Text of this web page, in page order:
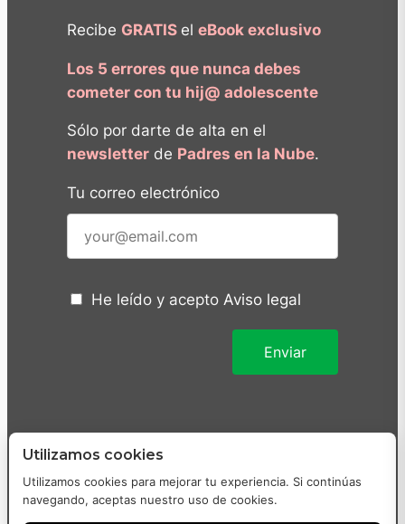
Recibe GRATIS el eBook exclusivo
Los 5 errores que nunca debes
cometer con tu hij@ adolescente
Sólo por darte de alta en el
newsletterde Padres en la Nube.
Tu correo electrónico
He leído y acepto Aviso legal
Utilizamos cookies
Utilizamos cookies para mejorar tu experiencia. Si continúas
navegando, aceptas nuestro uso de cookies.